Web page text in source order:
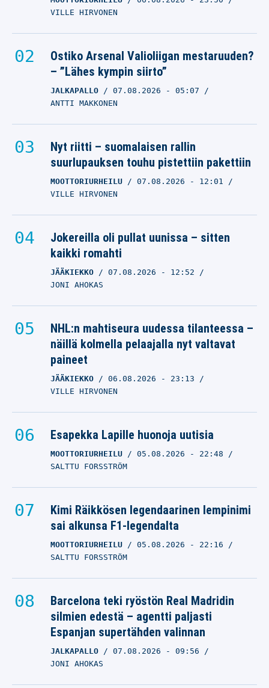
VILLE HIRVONEN
Ostiko Arsenal Valioliigan mestaruuden?
– ”Lähes kympin siirto”
JALKAPALLO 07.08.2026 - 05:07
ANTTI MAKKONEN
Nyt riitti – suomalaisen rallin
suurlupauksen touhu pistettiin pakettiin
MOOTTORIURHEILU 07.08.2026 - 12:01
VILLE HIRVONEN
Jokereilla oli pullat uunissa – sitten
kaikki romahti
JÄÄKIEKKO 07.08.2026 - 12:52
JONI AHOKAS
NHL:n mahtiseura uudessa tilanteessa –
näillä kolmella pelaajalla nyt valtavat
paineet
JÄÄKIEKKO 06.08.2026 - 23:13
VILLE HIRVONEN
Esapekka Lapille huonoja uutisia
MOOTTORIURHEILU 05.08.2026 - 22:48
SALTTU FORSSTRÖM
Kimi Räikkösen legendaarinen lempinimi
sai alkunsa F1-legendalta
MOOTTORIURHEILU 05.08.2026 - 22:16
SALTTU FORSSTRÖM
Barcelona teki ryöstön Real Madridin
silmien edestä – agentti paljasti
Espanjan supertähden valinnan
JALKAPALLO 07.08.2026 - 09:56
JONI AHOKAS